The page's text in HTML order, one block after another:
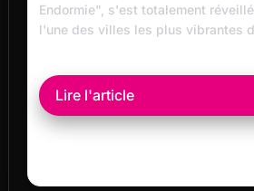
Endormie", s'est totalement
l'une des villes les plus vibrantes
Lire l'article